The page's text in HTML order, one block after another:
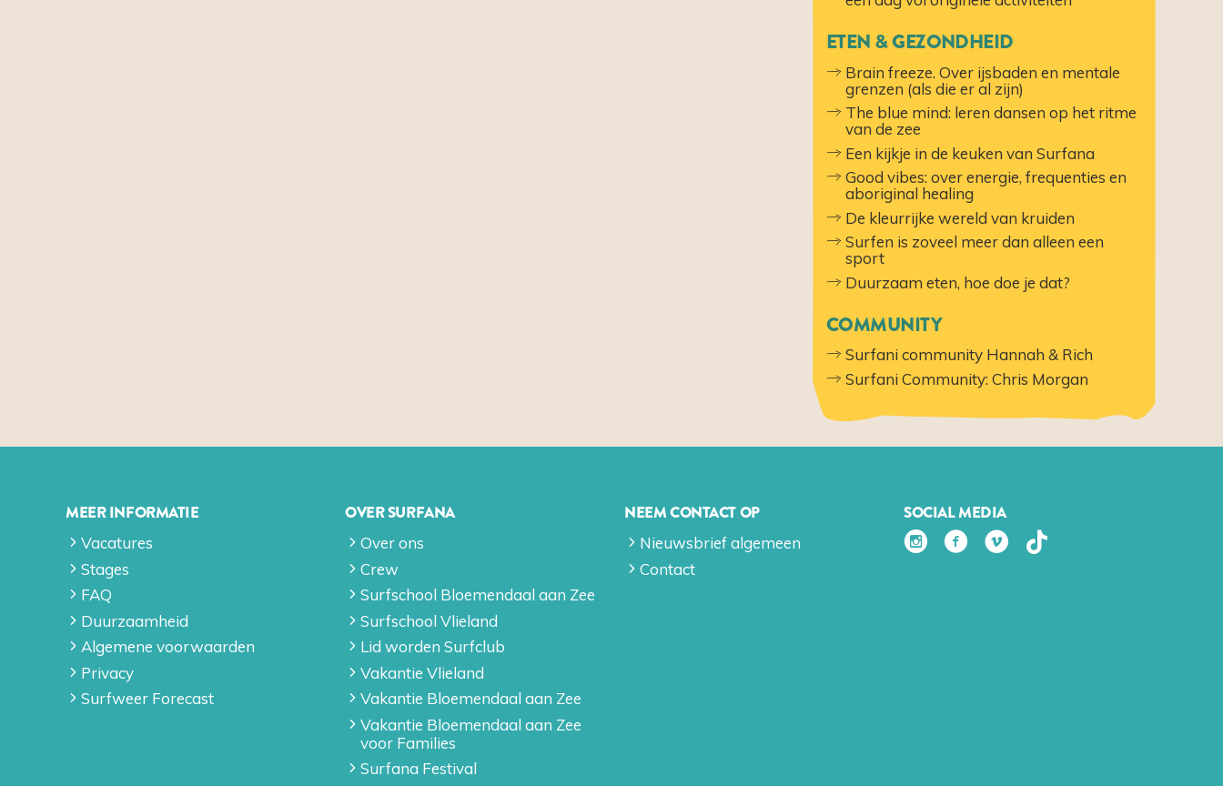
ETEN & GEZONDHEID
Brain freeze. Over ijsbaden en mentale
grenzen (als die er al zijn)
The blue mind: leren dansen op het ritme
van de zee
Een kijkje in de keuken van Surfana
Good vibes: over energie, frequenties en
aboriginal healing
De kleurrijke wereld van kruiden
Surfen is zoveel meer dan alleen een
sport
Duurzaam eten, hoe doe je dat?
COMMUNITY
Surfani community Hannah & Rich
Surfani Community: Chris Morgan
MEER INFORMATIE
Vacatures
Stages
FAQ
Duurzaamheid
Algemene voorwaarden
Privacy
Surfweer Forecast
OVER SURFANA
Over ons
Crew
Surfschool Bloemendaal aan Zee
Surfschool Vlieland
Lid worden Surfclub
Vakantie Vlieland
Vakantie Bloemendaal aan Zee
Vakantie Bloemendaal aan Zee
voor Families
Surfana Festival
NEEM CONTACT OP
Nieuwsbrief algemeen
Contact
SOCIAL MEDIA